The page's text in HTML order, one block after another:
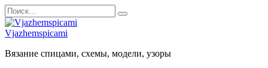
Перейти
к
содержанию
Search
for:
Vjazhemspicami
Вязание спицами, схемы, модели, узоры